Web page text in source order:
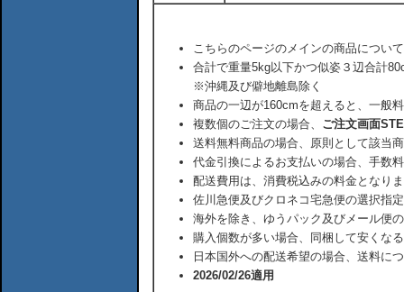
こちらのページのメインの商品につい
合計で重量5kg以下かつ似姿３辺合計
※沖縄及び僻地離島除く
商品の一辺が160cmを超えると、一般
複数個のご注文の場合、 ご注文画面
送料無料商品の場合、原則として該当
代金引換によるお支払いの場合、手数
配送費用は、消費税込みの料金となり
佐川急便及びクロネコ宅急便の選択指
海外を除き、ゆうパック及びメール便
購入個数が多い場合、同梱して安くな
日本国外への配送希望の場合、送料に
2026/02/26適用